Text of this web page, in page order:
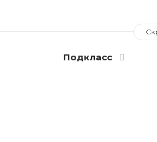
Подкласс